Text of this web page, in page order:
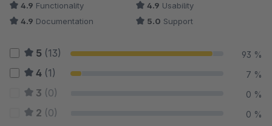
4.9 Functionality 4.9 Usability
4.9 Documentation 5.0 Support
5 (13) 93 %
4 (1) 7 %
3 (0) 0 %
2 (0) 0 %